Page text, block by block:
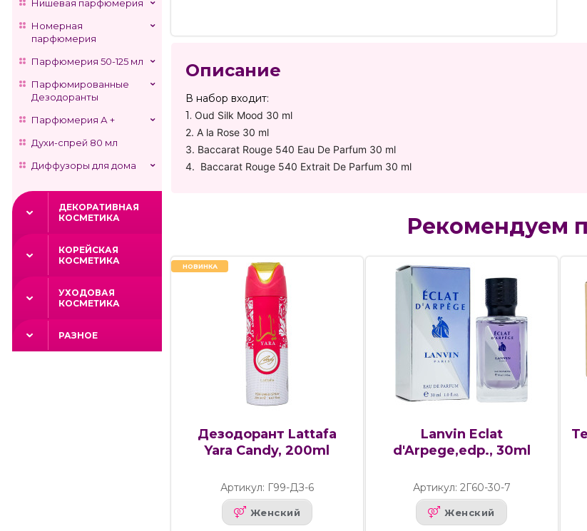
Нишевая парфюмерия
Номерная
парфюмерия
Парфюмерия 50-125 мл
Парфюмированные
Дезодоранты
Парфюмерия А +
Духи-спрей 80 мл
Диффузоры для дома
ДЕКОРАТИВНАЯ
КОСМЕТИКА
КОРЕЙСКАЯ
КОСМЕТИКА
УХОДОВАЯ
КОСМЕТИКА
РАЗНОЕ
Описание
В набор входит:
1. Oud Silk Mood 30 ml
2. A la Rose 30 ml
3. Baccarat Rouge 540 Eau De Parfum 30 ml
4. Baccarat Rouge 540 Extrait De Parfum 30 ml
Рекомендуем
НОВИНКА
Дезодорант Lattafa
Yara Candy, 200ml
Артикул: Г99-ДЗ-6
Женский
Lanvin Eclat
d'Arpege,edp., 30ml
Артикул: 2Г60-30-7
Женский